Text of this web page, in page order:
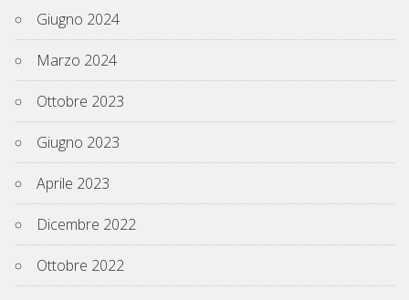
Giugno 2024
Marzo 2024
Ottobre 2023
Giugno 2023
Aprile 2023
Dicembre 2022
Ottobre 2022